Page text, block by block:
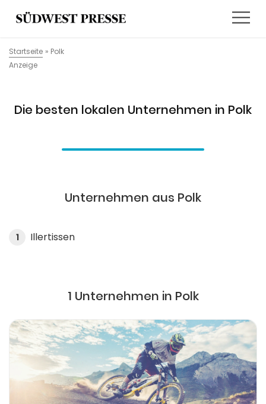
Startseite » Polk
Anzeige
Die besten lokalen Unternehmen in Polk
Unternehmen aus Polk
1 Illertissen
1 Unternehmen in Polk